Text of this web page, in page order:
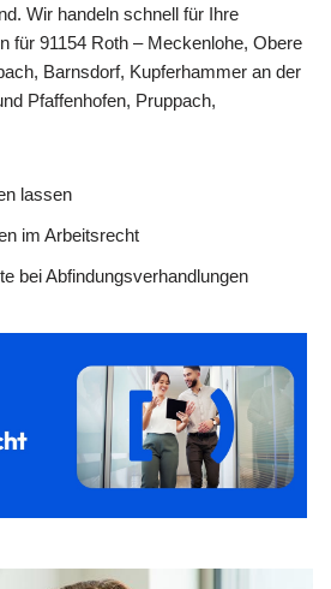
Wir handeln schnell für Ihre
für 91154 Roth – Meckenlohe, Obere
Barnsdorf, Kupferhammer an der
Pfaffenhofen, Pruppach,
lassen
im Arbeitsrecht
bei Abfindungsverhandlungen